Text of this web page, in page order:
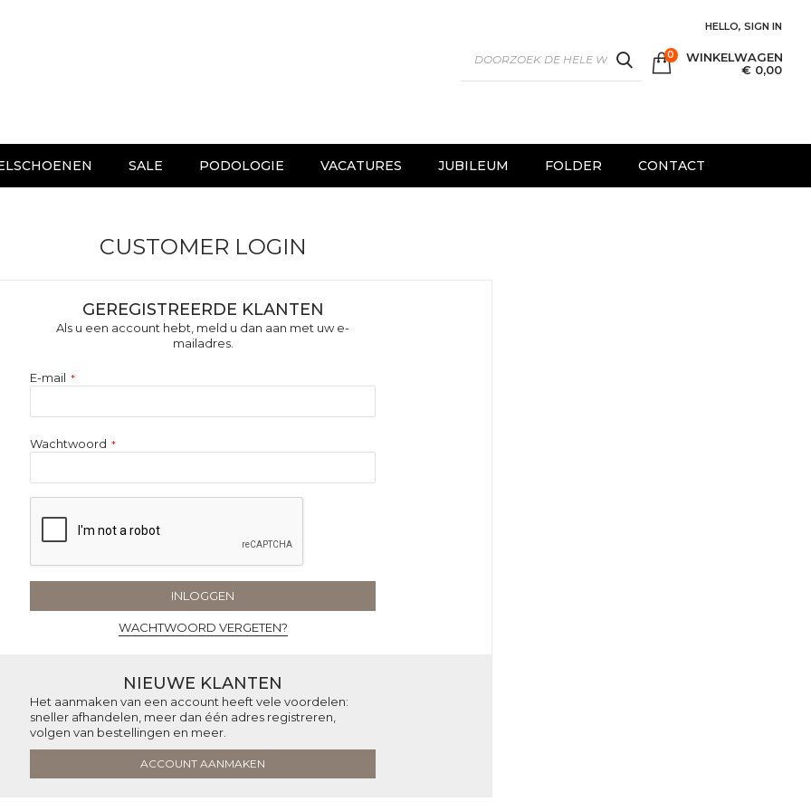
HELLO, SIGN IN
SEARCH WINKELWAGEN
€ 0,00
0
SALE PODOLOGIE VACATURES JUBILEUM FOLDER CONTACT
CUSTOMER LOGIN
GEREGISTREERDE KLANTEN
Als u een account hebt, meld u dan aan met uw e-
mailadres.
E-mail
Wachtwoord
INLOGGEN
WACHTWOORD VERGETEN?
NIEUWE KLANTEN
Het aanmaken van een account heeft vele voordelen:
sneller afhandelen, meer dan één adres registreren,
volgen van bestellingen en meer.
ACCOUNT AANMAKEN